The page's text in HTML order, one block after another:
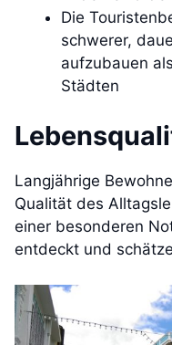
Die
schwerer,
aufzubauen
Städten
Langjährige
Qualität des
einer besonderen
entdeckt und